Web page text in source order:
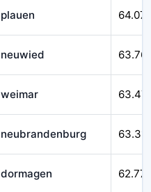
plauen
neuwied
weimar
neubrandenburg 63.311
dormagen